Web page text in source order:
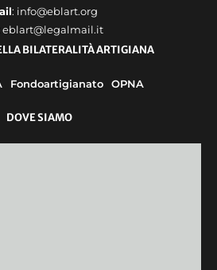
: info@eblart.org
eblart@legalmail.it
BILATERALITÀ ARTIGIANA
Fondoartigianato OPNA
DOVE SIAMO